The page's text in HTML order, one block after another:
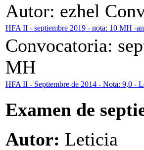
Autor: ezhel
HFA II - septiembre 2019 - nota: 10 MH -
Convocatoria:
MH
HFA II - Septiembre de 2014 - Nota: 9,0 -
Examen de
Autor: Leticia